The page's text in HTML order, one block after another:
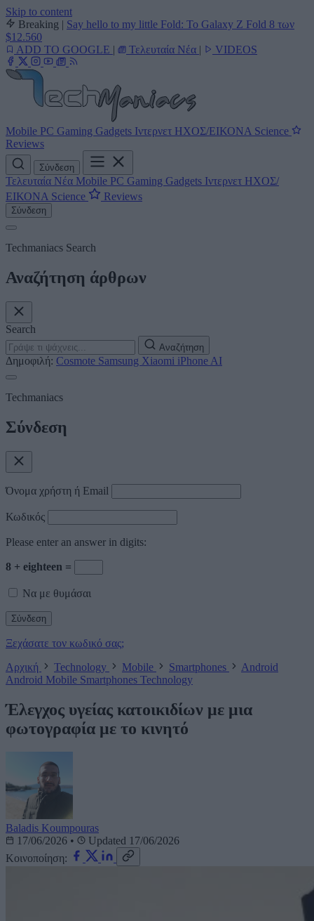
Skip to content
Breaking | Say hello to my little Fold: Το Galaxy Z Fold 8 των
$12.560
ADD TO GOOGLE | Τελευταία Νέα | VIDEOS
Mobile PC Gaming Gadgets Ιντερνετ ΗΧΟΣ/ΕΙΚΟΝΑ Science
Reviews
Σύνδεση
Τελευταία Νέα Mobile PC Gaming Gadgets Ιντερνετ ΗΧΟΣ/
ΕΙΚΟΝΑ Science Reviews
Σύνδεση
Techmaniacs Search
Αναζήτηση άρθρων
Search
Αναζήτηση
Δημοφιλή: Cosmote Samsung Xiaomi iPhone AI
Techmaniacs
Σύνδεση
Όνομα χρήστη ή Email
Κωδικός
Please enter an answer in digits:
8 + eighteen =
Να με θυμάσαι
Ξεχάσατε τον κωδικό σας;
Αρχική
Technology Mobile Smartphones
Android
Android Mobile Smartphones Technology
Έλεγχος υγείας κατοικιδίων με μια
φωτογραφία με το κινητό
Baladis Koumpouras
17/06/2026 •
Updated 17/06/2026
Κοινοποίηση: